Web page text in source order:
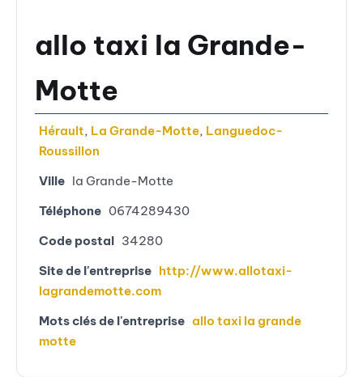
allo taxi la Grande-
Motte
Hérault, La Grande-Motte, Languedoc-
Roussillon
Ville la Grande-Motte
Téléphone 0674289430
Code postal 34280
Site de l'entreprise http://www.allotaxi-
lagrandemotte.com
Mots clés de l'entreprise allo taxi la grande
motte